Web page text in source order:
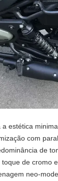
a estética
com
de
de cromo
neo-